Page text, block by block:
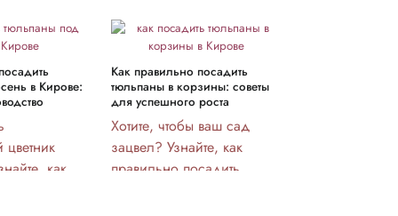
в Кирове:
как
Как правильно посадить
тюльпаны в корзины: советы
для успешного роста
Хотите, чтобы ваш сад
зацвел? Узнайте, как
правильно посадить